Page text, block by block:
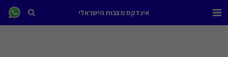
אינדקס מצבות הישראלי